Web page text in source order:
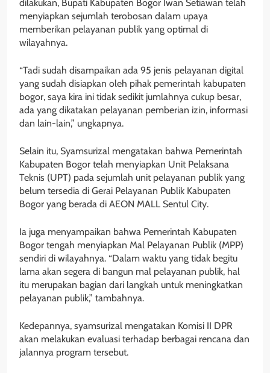
dilakukan, Bupati Kabupaten Bogor Iwan Setiawan telah
menyiapkan sejumlah terobosan dalam upaya
memberikan pelayanan publik yang optimal di
wilayahnya.
“Tadi sudah disampaikan ada 95 jenis pelayanan digital
yang sudah disiapkan oleh pihak pemerintah kabupaten
bogor, saya kira ini tidak sedikit jumlahnya cukup besar,
ada yang dikatakan pelayanan pemberian izin, informasi
dan lain-lain,” ungkapnya.
Selain itu, Syamsurizal mengatakan bahwa Pemerintah
Kabupaten Bogor telah menyiapkan Unit Pelaksana
Teknis (UPT) pada sejumlah unit pelayanan publik yang
belum tersedia di Gerai Pelayanan Publik Kabupaten
Bogor yang berada di AEON MALL Sentul City.
Ia juga menyampaikan bahwa Pemerintah Kabupaten
Bogor tengah menyiapkan Mal Pelayanan Publik (MPP)
sendiri di wilayahnya. “Dalam waktu yang tidak begitu
lama akan segera di bangun mal pelayanan publik, hal
itu merupakan bagian dari langkah untuk meningkatkan
pelayanan publik,” tambahnya.
Kedepannya, syamsurizal mengatakan Komisi II DPR
akan melakukan evaluasi terhadap berbagai rencana dan
jalannya program tersebut.